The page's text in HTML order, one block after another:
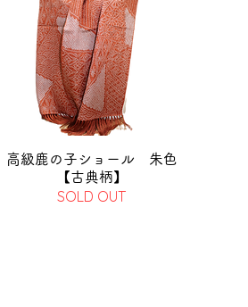
高級鹿の子ショール 朱色
【古典柄】
SOLD OUT